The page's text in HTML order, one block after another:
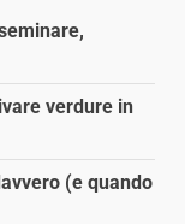
verdure in
(e quando